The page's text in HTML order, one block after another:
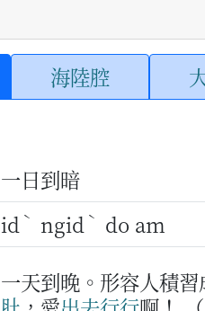
海陸腔
一日到暗
id ˋ ngid ˋ do am
一天到晚。形容人積